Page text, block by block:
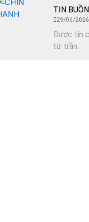
TIN BUỒN
29/06/2026
Được tin
từ trần...